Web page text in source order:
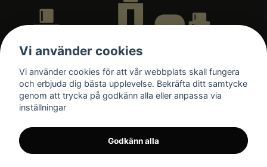
Vi använder cookies
Vi använder cookies för att vår webbplats skall fungera
och erbjuda dig bästa upplevelse. Bekräfta ditt samtycke
genom att trycka på godkänn alla eller anpassa via
inställningar
Godkänn alla